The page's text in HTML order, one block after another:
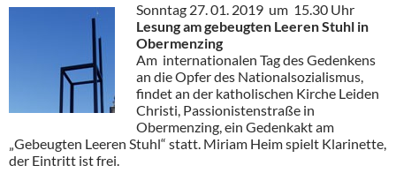
Sonntag 27. 01. 2019 um 15.30 Uhr
Lesung am gebeugten Leeren Stuhl in
Obermenzing
Am internationalen Tag des Gedenkens
an die Opfer des Nationalsozialismus,
findet an der katholischen Kirche Leiden
Christi, Passionistenstraße in
Obermenzing, ein Gedenkakt am
„Gebeugten Leeren Stuhl“ statt. Miriam Heim spielt Klarinette,
der Eintritt ist frei.